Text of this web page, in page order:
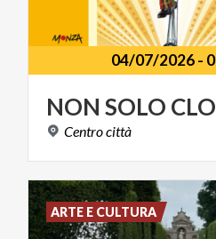
04/07/2026-
NON SOLO
Centrocittà
ARTE E CULTURA